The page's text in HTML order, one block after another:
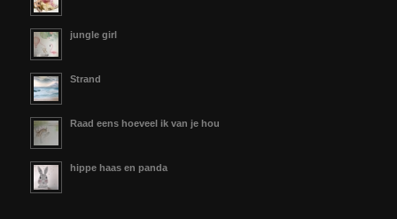
jungle girl
Strand
Raad eens hoeveel ik van je hou
hippe haas en panda